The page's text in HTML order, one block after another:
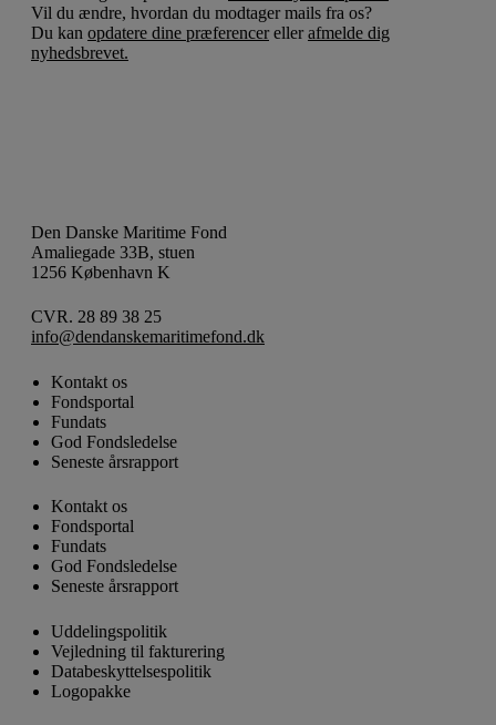
Vil du ændre, hvordan du modtager mails fra os?
Du kan opdatere dine præferencerellerafmelde dig
nyhedsbrevet.
Den Danske Maritime Fond
Amaliegade 33B, stuen
1256 København K
CVR. 28 89 38 25
info@dendanskemaritimefond.dk
Kontakt os
Fondsportal
Fundats
God Fondsledelse
Seneste årsrapport
Kontakt os
Fondsportal
Fundats
God Fondsledelse
Seneste årsrapport
Uddelingspolitik
Vejledning til fakturering
Databeskyttelsespolitik
Logopakke